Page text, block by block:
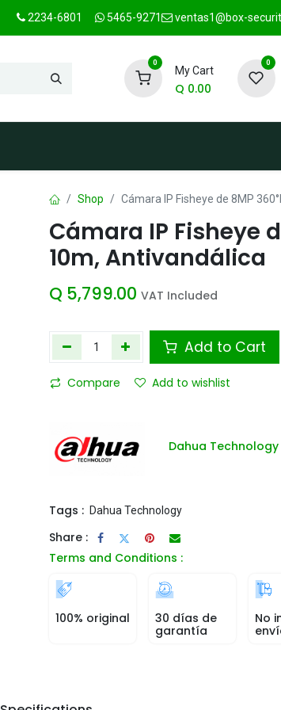
2234-6801 5465-9271 ventas1@box-
0
My Cart
Q 0.00
0
Shop Cámara IP Fisheye de 8MP
Cámara IP Fisheye
10m, Antivandálica
Q 5,799.00 VAT Included
Add to Cart
Compare Add to wishlist
Dahua Technology
Tags : Dahua Technology
Share :
Terms and Conditions :
100% original
30 días de
garantía
No